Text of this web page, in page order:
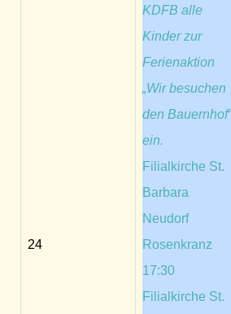
24
KDFB alle
Kinder zur
Ferienaktion
„Wir besuchen
den Bauernhof“
ein.
Filialkirche St.
Barbara
Neudorf
Rosenkranz
17:30
Filialkirche St.